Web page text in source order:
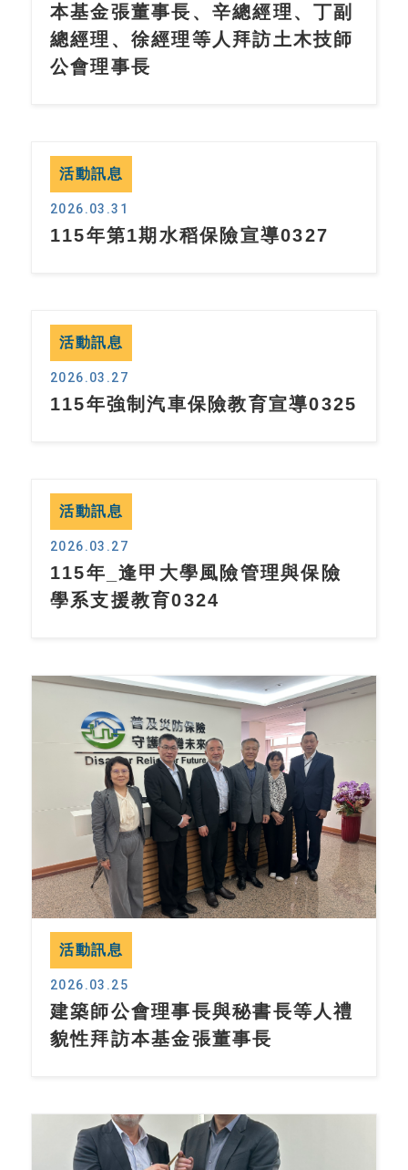
本基金張董事長、辛總經理、丁副
總經理、徐經理等人拜訪土木技師
公會理事長
活動訊息
2026.03.31
115年第1期水稻保險宣導0327
活動訊息
2026.03.27
115年強制汽車保險教育宣導0325
活動訊息
2026.03.27
115年_逢甲大學風險管理與保險
學系支援教育0324
活動訊息
2026.03.25
建築師公會理事長與秘書長等人禮
貌性拜訪本基金張董事長